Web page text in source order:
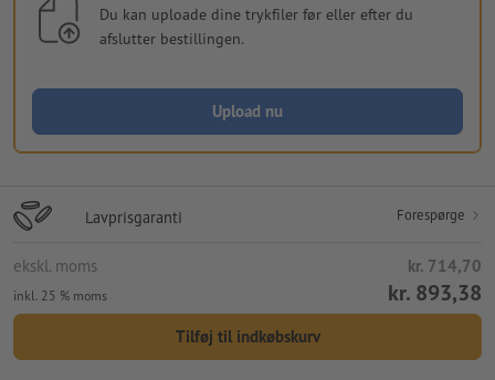
Du kan uploade dine trykfiler før eller efter du
afslutter bestillingen.
Upload nu
Lavprisgaranti Forespørge
ekskl. moms kr. 714,70
inkl. 25 % moms kr. 893,38
Tilføj til indkøbskurv